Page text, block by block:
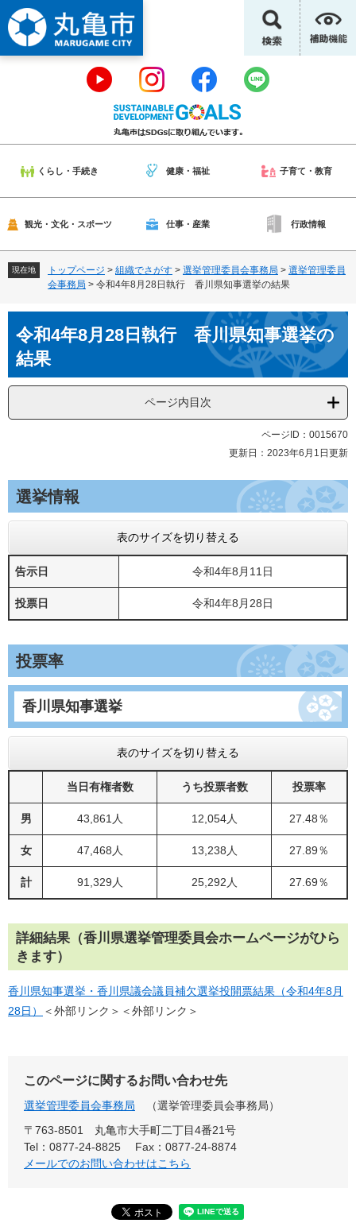
ー
ジ
の
。
ニ
ュ
ー
て
くらし・手続き 健康・福祉 子育て・教育
観光・文化・スポーツ 仕事・産業 行政情報
現在地 トップページ > 組織でさがす > 選挙管理委員会事務局 > 選挙管理委員
会事務局 > 令和4年8月28日執行 香川県知事選挙の結果
文令和4年8月28日執行 香川県知事選挙の
結果
ページ内目次
ページID：0015670
更新日：2023年6月1日更新
選挙情報
表のサイズを切り替える
告示日 令和4年8月11日
投票日 令和4年8月28日
投票率
香川県知事選挙
表のサイズを切り替える
当日有権者数 うち投票者数 投票率
男 43,861人 12,054人 27.48％
女 47,468人 13,238人 27.89％
計 91,329人 25,292人 27.69％
詳細結果（香川県選挙管理委員会ホームページがひら
きます）
香川県知事選挙・香川県議会議員補欠選挙投開票結果（令和4年8月
28日）
＜外部リンク＞ ＜外部リンク＞
このページに関するお問い合わせ先
選挙管理委員会事務局
選挙管理委員会事務局
〒763-8501 丸亀市大手町二丁目4番21号
Tel：0877-24-8825
Fax：0877-24-8874
メールでのお問い合わせはこちら